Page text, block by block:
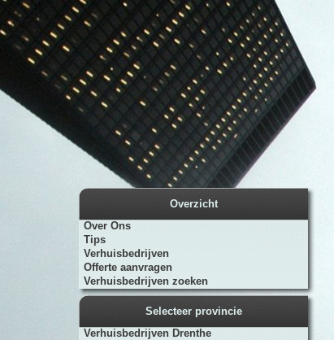
Overzicht
Over Ons
Tips
Verhuisbedrijven
Offerte aanvragen
Verhuisbedrijven zoeken
Selecteer provincie
Verhuisbedrijven Drenthe